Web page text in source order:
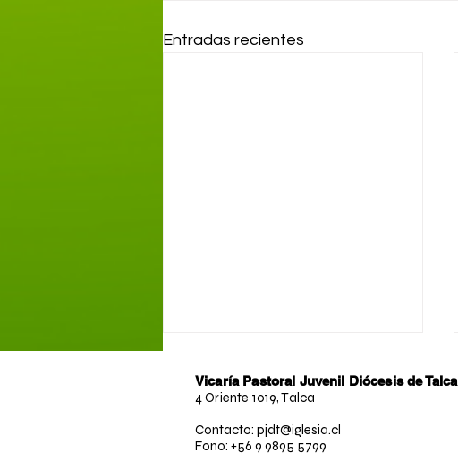
Entradas recientes
Vicaría Pastoral Juvenil Diócesis de Talca
4 Oriente 1019, Talca
Contacto: pjdt@iglesia.cl
Fono: +56 9 9895 5799